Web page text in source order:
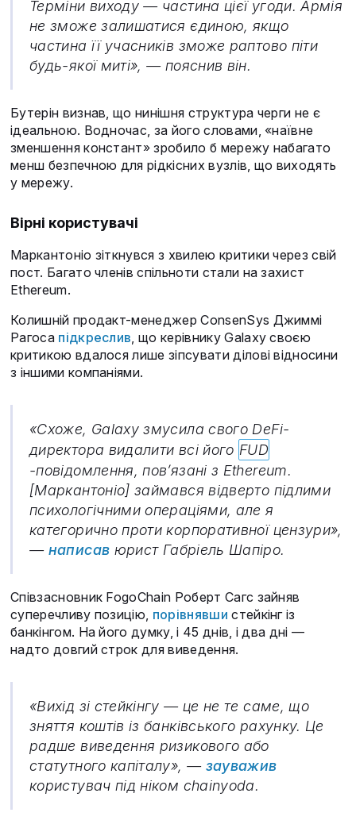
Терміни виходу — частина цієї угоди. Армія
не зможе залишатися єдиною, якщо
частина її учасників зможе раптово піти
будь-якої миті», — пояснив він.
Бутерін визнав, що нинішня структура черги не є
ідеальною. Водночас, за його словами, «наївне
зменшення констант» зробило б мережу набагато
менш безпечною для рідкісних вузлів, що виходять
у мережу.
Вірні користувачі
Маркантоніо зіткнувся з хвилею критики через свій
пост. Багато членів спільноти стали на захист
Ethereum.
Колишній продакт-менеджер ConsenSys Джиммі
Рагоса підкреслив, що керівнику Galaxy своєю
критикою вдалося лише зіпсувати ділові відносини
з іншими компаніями.
«Схоже, Galaxy змусила свого DeFi-
директора видалити всі його FUD
-повідомлення, пов’язані з Ethereum.
[Маркантоніо] займався відверто підлими
психологічними операціями, але я
категорично проти корпоративної цензури»,
— написав юрист Габріель Шапіро.
Співзасновник FogoChain Роберт Сагс зайняв
суперечливу позицію, порівнявши стейкінг із
банкінгом. На його думку, і 45 днів, і два дні —
надто довгий строк для виведення.
«Вихід зі стейкінгу — це не те саме, що
зняття коштів із банківського рахунку. Це
радше виведення ризикового або
статутного капіталу», — зауважив
користувач під ніком chainyoda.